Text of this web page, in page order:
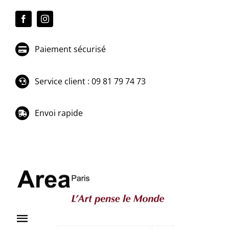
Paiement sécurisé
Service client : 09 81 79 74 73
Envoi rapide